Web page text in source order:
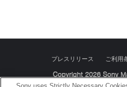
プレスリリース ご利用
Sony Corporation, Sony